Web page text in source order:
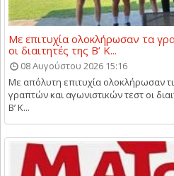
Με επιτυχία ολοκλήρωσαν τα
οι διαιτητές της Β’ Κ...
08 Αυγούστου 2026 15:16
Με απόλυτη επιτυχία ολοκλήρωσαν
γραπτών και αγωνιστικών τεστ οι
Β’ Κ...